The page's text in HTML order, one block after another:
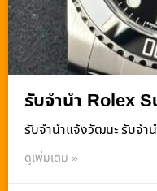
รับจำนำ Rolex
รับจํานําแจ้งวัฒนะ รับจํา
ดูเพิ่มเติม »